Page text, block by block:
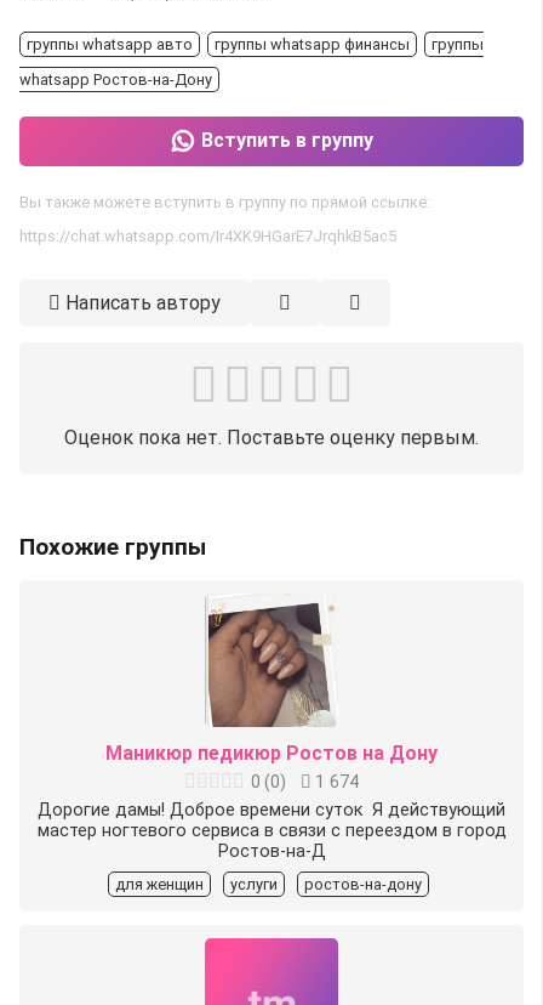
группы whatsapp авто группы whatsapp финансы
группы
whatsapp Ростов-на-Дону
Вступить в группу
Вы также можете вступить в группу по прямой ссылке:
https://chat.whatsapp.com/Ir4XK9HGarE7JrqhkB5ac5
Написать автору
Оценок пока нет. Поставьте оценку первым.
Похожие группы
Маникюр педикюр Ростов на Дону
0 (0)
1 674
Дорогие дамы! Доброе времени суток ️ Я действующий
мастер ногтевого сервиса в связи с переездом в город
Ростов-на-Д
для женщин услуги ростов-на-дону